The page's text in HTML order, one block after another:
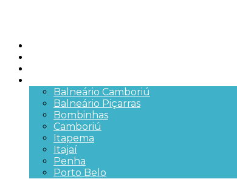
Balneário Camboriú
Balneário Piçarras
Bombinhas
Camboriú
Itapema
Itajaí
Penha
Porto Belo